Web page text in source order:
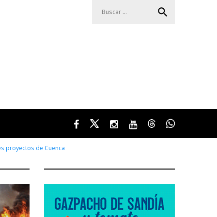
search
FacebookTwitterInstagramYoutubeThreadsWhatsApp
proyectos de Cuenca